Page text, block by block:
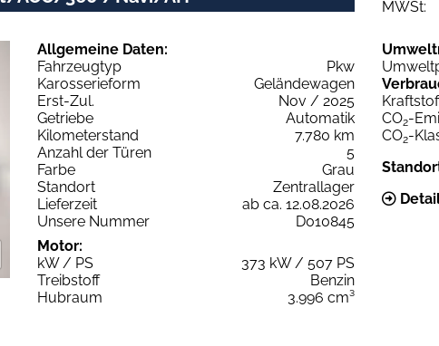
MWSt:
Allgemeine Daten:
Fahrzeugtyp
Pkw
Karosserieform
Geländewagen
Erst-Zul.
Nov / 2025
Getriebe
Automatik
Kilometerstand
7.780 km
Anzahl der Türen
5
Farbe
Grau
Standort
Zentrallager
Lieferzeit
ab ca. 12.08.2026
Unsere Nummer
D010845
Motor:
kW / PS
373 kW / 507 PS
Treibstoff
Benzin
Hubraum
3.996 cm³
CO2-
CO2-